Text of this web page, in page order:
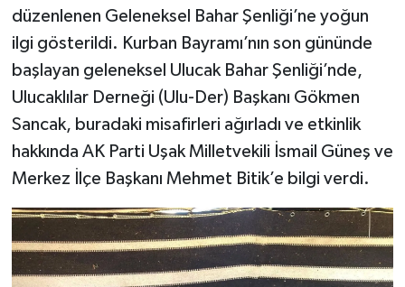
düzenlenen Geleneksel Bahar Şenliği’ne yoğun
ilgi gösterildi. Kurban Bayramı’nın son gününde
başlayan geleneksel Ulucak Bahar Şenliği’nde,
Ulucaklılar Derneği (Ulu-Der) Başkanı Gökmen
Sancak, buradaki misafirleri ağırladı ve etkinlik
hakkında AK Parti Uşak Milletvekili İsmail Güneş ve
Merkez İlçe Başkanı Mehmet Bitik’e bilgi verdi.